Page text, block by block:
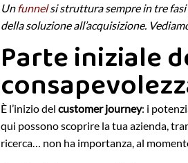
Un funnelsi struttura sempre in tre fasi
della soluzione all’acquisizione.
Parte iniziale
È l’inizio del customer journey: i
qui possono scoprire la tua azienda,
ricerca… non ha importanza, al